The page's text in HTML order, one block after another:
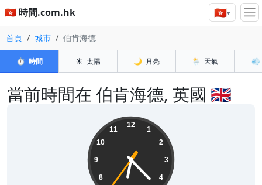
🇭🇰 時間.com.hk 🇭🇰▾
首頁 城市 伯肯海德
⏱️ 時間 ☀️ 太陽 🌙 月亮 🌦️ 天氣 💨
當前時間在 伯肯海德, 英國 🇬🇧
12
1
2
3
4
8
9
10
11